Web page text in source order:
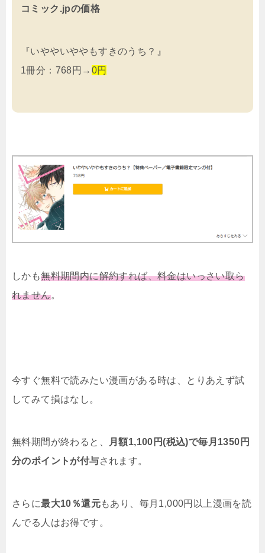
コミック.jpの価格
『いややいややもすきのうち？』
1冊分：768円→ 0円
しかも無料期間内に解約すれば、料金はいっさい取ら
れません。
今すぐ無料で読みたい漫画がある時は、とりあえず試
してみて損はなし。
無料期間が終わると、
月額1,100円(税込)で毎月1350円
分のポイントが付与されます。
さらに最大10％還元もあり、毎月1,000円以上漫画を読
んでる人はお得です。